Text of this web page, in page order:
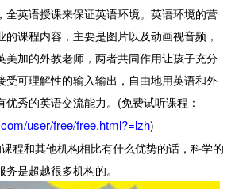
全英语授课来保证英语环境。英语环境的营
课程内容，主要是图片以及动画视音频，
美加的外教老师，两者共同作用让孩子充分
受可理解性的输入输出，自由地用英语和外
秀的英语交流能力。(免费试听课程：
user/free/free.html?=lzh)
和其他机构相比有什么优势的话，科学的
是超越很多机构的。